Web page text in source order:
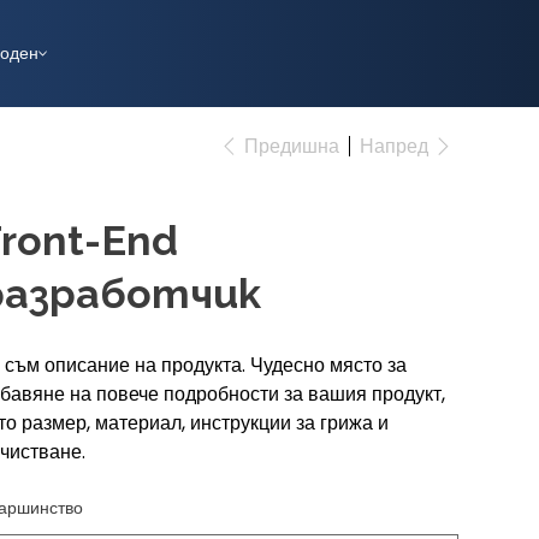
Предишна Напред
End
описание на продукта. Чудесно място за
на повече подробности за вашия продукт,
размер, материал, инструкции за грижа и